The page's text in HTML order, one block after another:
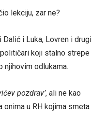
lekciju, zar ne?
i Luka, Lovren i drugi
koji stalno strepe
odlukama.
pozdrav’, ali ne kao
u RH kojima smeta